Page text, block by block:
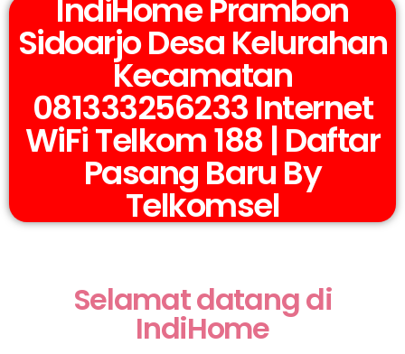
IndiHome Prambon
Sidoarjo Desa Kelurahan
Kecamatan
081333256233 Internet
WiFi Telkom 188 | Daftar
Pasang Baru By
Telkomsel
Selamat datang di
IndiHome